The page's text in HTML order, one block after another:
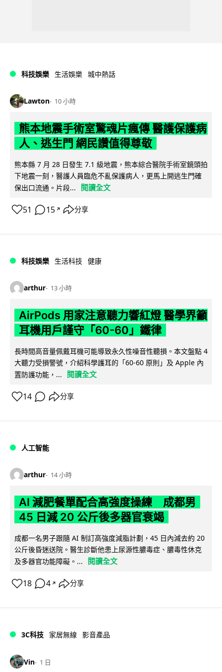
科技娛樂 生活娛樂 城中熱話
Lawton 10 小時
熊本地震手術室驚魂片瘋傳 醫護保護病
人、逃生門 網民讚值得尊敬
熊本縣 7 月 28 日發生 7.1 級地震，熊本綜合醫院手術室鏡頭拍
下地震一刻，醫護人員臨危不亂保護病人，更馬上開逃生門確
保出口流通。片段...
閱讀全文
51 15 ↗ 分享
科技娛樂 生活科技 健康
arthur 13 小時
AirPods 用家注意聽力響紅燈 醫學界籲
耳機用戶謹守「60-60」鐵律
長時間高音量佩戴耳機可能導致永久性噪音性聽損。本文盤點 4
大聽力受損警號，介紹科學護耳的「60-60 原則」及 Apple 內
置防護功能，...
閱讀全文
14 分享
人工智能
arthur 14 小時
AI 減肥餐單配合高強度操練 成都男
45 日減 20 公斤後多器官衰竭
成都一名男子跟隨 AI 制訂高強度減脂計劃，45 日內減去約 20
公斤後昏迷送院。醫生診斷他患上尿源性膿毒症、膿毒性休克
及多器官功能障礙。...
閱讀全文
18 4 ↗ 分享
3C科技 家居無線 影音產品
Vin 1 日